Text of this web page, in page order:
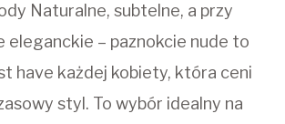
Naturalne, subtelne, a przy
eleganckie – paznokcie nude to
have każdej kobiety, która ceni
styl. To wybór idealny na